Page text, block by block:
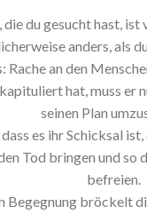
die du gesucht hast,
anders, als
Rache an den
hat, muss er
seinen Plan
es ihr Schicksal
Tod bringen und
befreien.
Begegnung bröckelt